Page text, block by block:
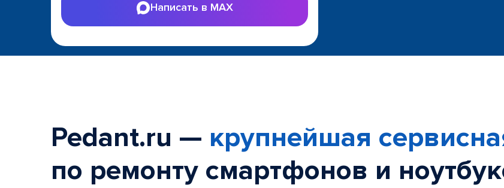
Написать в MAX
Pedant.ru — крупнейшая
по ремонту смартфонов и